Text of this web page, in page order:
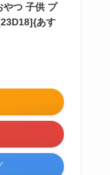
やつ 子供 プ
あす